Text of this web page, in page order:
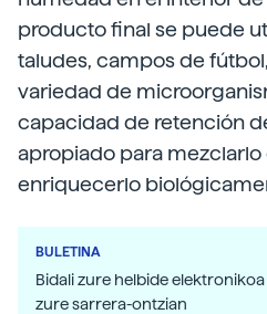
producto final se puede
taludes, campos de
variedad de
capacidad de retención
apropiado para mezclarlo
enriquecerlo
BULETINA
Bidali zure helbide
zure sarrera-ontzian